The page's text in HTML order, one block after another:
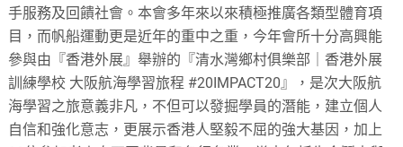
手服務及回饋社會。本會多年來以來積極推廣各類型體育項
目，而帆船運動更是近年的重中之重，今年會所十分高興能
參與由『香港外展』舉辦的『清水灣鄉村俱樂部｜香港外展
訓練學校 大阪航海學習旅程 #20IMPACT20』，是次大阪航
海學習之旅意義非凡，不但可以發掘學員的潛能，建立個人
自信和強化意志，更展示香港人堅毅不屈的強大基因，加上